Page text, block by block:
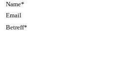
Name*
Email
Betreff*